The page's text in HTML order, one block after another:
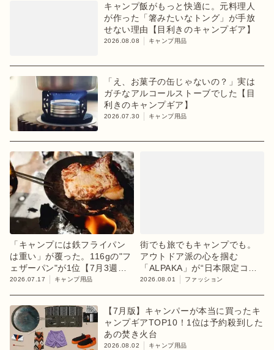
キャンプ飯がもっと快適に。元料理人
が作った「箸みたいなトング」が手放
せない理由【目利きのキャンプギア】
2026.08.08 キャンプ用品
「え、お菓子の缶じゃないの？」実は
ガチなアルコールストーブでした【目
利きのキャンプギア】
2026.07.30 キャンプ用品
「キャンプには鉄フライパン
は重い」が覆った。116gの"フ
ェザーパン"が1位【7月3週ラ
ンキング】
2026.07.17 キャンプ用品
街でも旅でもキャンプでも。
アウトドア派の心を掴む
「ALPAKA」が“日本限定コレ
クション”第3弾を発売
2026.08.01 ファッション
【7月版】キャンパーが本当に買ったキ
ャンプギアTOP10！1位は予約殺到した
あの焚き火台
2026.08.02 キャンプ用品